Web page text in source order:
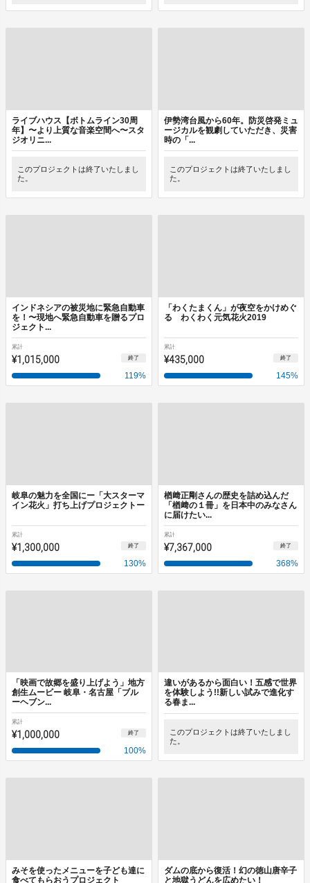
ライブハウス【ボトムライン30周
年】〜より上質な音楽空間へ〜スタ
ジオリニ...
このプロジェクトは終了いたしまし
た。
伊勢湾台風から60年。防災啓発ミュ
ージカルを観劇していただき、災害
時の「...
このプロジェクトは終了いたしまし
た。
インドネシアの被災地に緊急自動車
を！〜現地へ緊急自動車を贈るプロ
ジェクト...
累計
¥1,015,000 終了
119%
「わくたまくん」が夜空をかけめぐ
る わくわく元気花火2019
累計
¥435,000 終了
145%
岐阜の魅力を全国にー「大スターマ
イン花火」打ち上げプロジェクトー
累計
¥1,300,000 終了
130%
楢﨑正剛さんの歴史を詰め込んだ
「楢﨑の１冊」を日本中のみなさん
に届けたい...
累計
¥7,367,000 終了
368%
「映画で故郷を盛り上げよう」地方
創生ムービー 岐阜・名古屋「ブル
ーヘブン...
累計
¥1,000,000 終了
100%
違いがあるから面白い！五感で世界
を体験しよう!!新しい試みで進化す
る春ま...
このプロジェクトは終了いたしまし
た。
みそを使ったメニューを子ども達に
食べてもらおうプロジェクト
ダムの底から復活！幻の徳山唐辛子
と地獄うどんを広めたい！